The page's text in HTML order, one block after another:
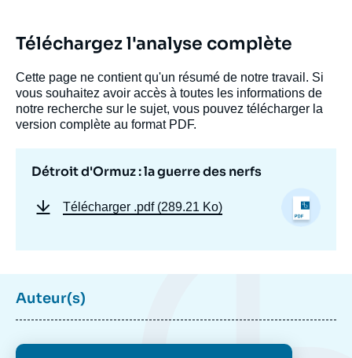
Téléchargez l'analyse complète
Cette page ne contient qu'un résumé de notre travail. Si
vous souhaitez avoir accès à toutes les informations de
notre recherche sur le sujet, vous pouvez télécharger la
version complète au format PDF.
Détroit d'Ormuz : la guerre des nerfs
Télécharger .pdf (289.21 Ko)
Auteur(s)